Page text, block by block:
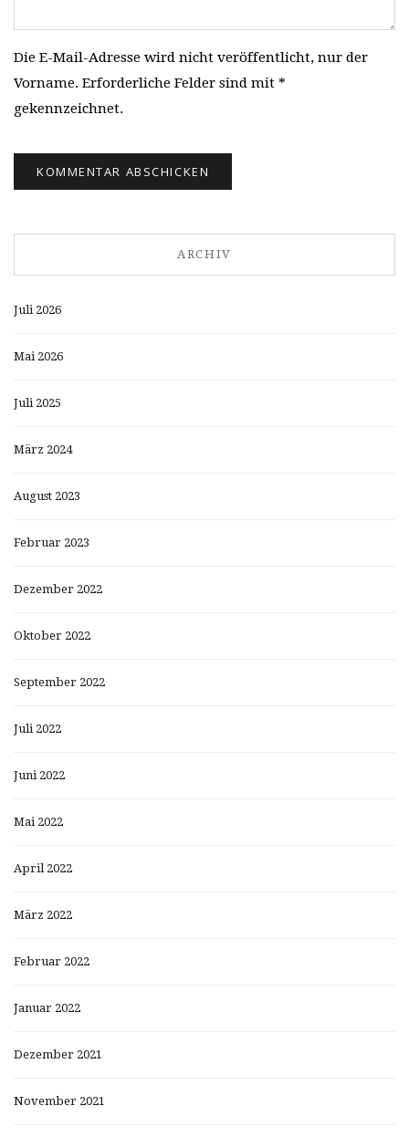
Die E-Mail-Adresse wird nicht veröffentlicht, nur der
Vorname. Erforderliche Felder sind mit *
gekennzeichnet.
ARCHIV
Juli 2026
Mai 2026
Juli 2025
März 2024
August 2023
Februar 2023
Dezember 2022
Oktober 2022
September 2022
Juli 2022
Juni 2022
Mai 2022
April 2022
März 2022
Februar 2022
Januar 2022
Dezember 2021
November 2021